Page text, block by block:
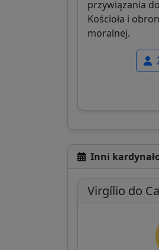
przywiązania
Kościoła i
moralnej.
Inni
Virgílio do